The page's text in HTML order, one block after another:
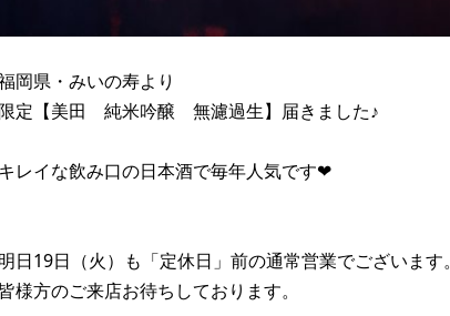
岡県・みいの寿より
限定【美田 純米吟醸 無濾過生】届きました♪
キレイな飲み口の日本酒で毎年人気です❤︎
明日19日（火）も「定休日」前の通常営業でございます。
皆様方のご来店お待ちしております。